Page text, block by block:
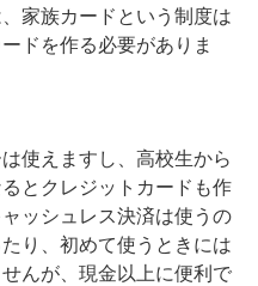
家族カードという制度は
ドを作る必要がありま
使えますし、高校生から
とクレジットカードも作
ッシュレス決済は使うの
り、初めて使うときには
んが、現金以上に便利で